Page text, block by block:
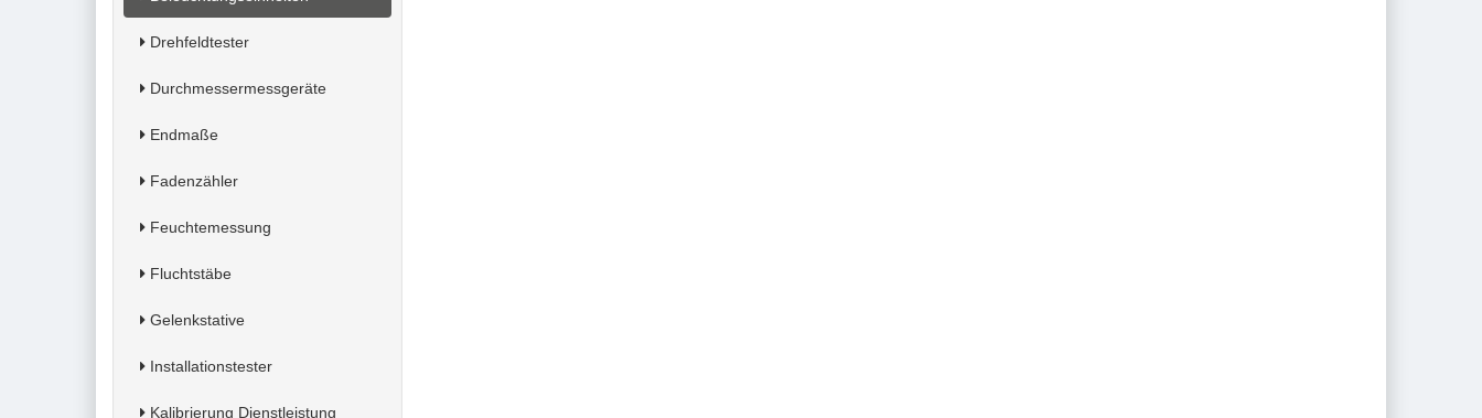
Drehfeldtester
Durchmessermessgeräte
Endmaße
Fadenzähler
Feuchtemessung
Fluchtstäbe
Gelenkstative
Installationstester
Kalibrierung Dienstleistung